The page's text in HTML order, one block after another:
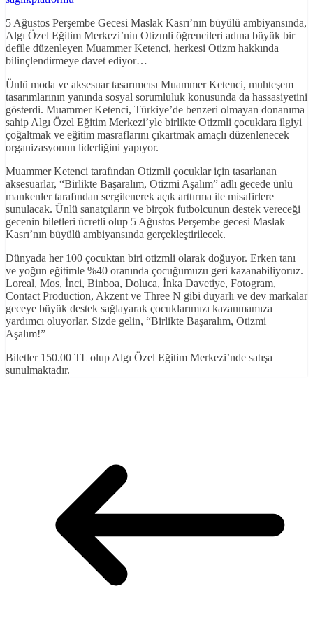
5 Ağustos Perşembe Gecesi Maslak Kasrı’nın büyülü ambiyansında,
Algı Özel Eğitim Merkezi’nin Otizmli öğrencileri adına büyük bir
defile düzenleyen Muammer Ketenci, herkesi Otizm hakkında
bilinçlendirmeye davet ediyor…
Ünlü moda ve aksesuar tasarımcısı Muammer Ketenci, muhteşem
tasarımlarının yanında sosyal sorumluluk konusunda da hassasiyetini
gösterdi. Muammer Ketenci, Türkiye’de benzeri olmayan donanıma
sahip Algı Özel Eğitim Merkezi’yle birlikte Otizmli çocuklara ilgiyi
çoğaltmak ve eğitim masraflarını çıkartmak amaçlı düzenlenecek
organizasyonun liderliğini yapıyor.
Muammer Ketenci tarafından Otizmli çocuklar için tasarlanan
aksesuarlar, “Birlikte Başaralım, Otizmi Aşalım” adlı gecede ünlü
mankenler tarafından sergilenerek açık arttırma ile misafirlere
sunulacak. Ünlü sanatçıların ve birçok futbolcunun destek vereceği
gecenin biletleri ücretli olup 5 Ağustos Perşembe gecesi Maslak
Kasrı’nın büyülü ambiyansında gerçekleştirilecek.
Dünyada her 100 çocuktan biri otizmli olarak doğuyor. Erken tanı
ve yoğun eğitimle %40 oranında çocuğumuzu geri kazanabiliyoruz.
Loreal, Mos, İnci, Binboa, Doluca, İnka Davetiye, Fotogram,
Contact Production, Akzent ve Three N gibi duyarlı ve dev markalar
geceye büyük destek sağlayarak çocuklarımızı kazanmamıza
yardımcı oluyorlar. Sizde gelin, “Birlikte Başaralım, Otizmi
Aşalım!”
Biletler 150.00 TL olup Algı Özel Eğitim Merkezi’nde satışa
sunulmaktadır.